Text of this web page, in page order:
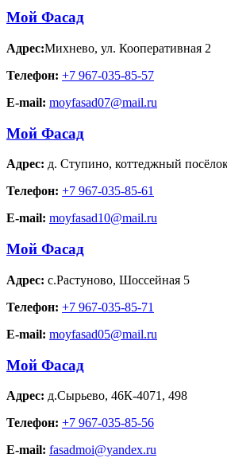
Мой Фасад
Адрес:Михнево, ул. Кооперативная 2
Телефон: +7 967-035-85-57
E-mail: moyfasad07@mail.ru
Мой Фасад
Адрес: д. Ступино, коттеджный
Телефон: +7 967-035-85-61
E-mail: moyfasad10@mail.ru
Мой Фасад
Адрес: с.Растуново, Шоссейная 5
Телефон: +7 967-035-85-71
E-mail: moyfasad05@mail.ru
Мой Фасад
Адрес: д.Сырьево, 46К-4071, 498
Телефон: +7 967-035-85-56
E-mail: fasadmoi@yandex.ru